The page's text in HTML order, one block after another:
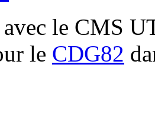
avec le CMS
le CDG82